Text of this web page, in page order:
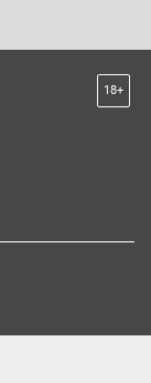
18+